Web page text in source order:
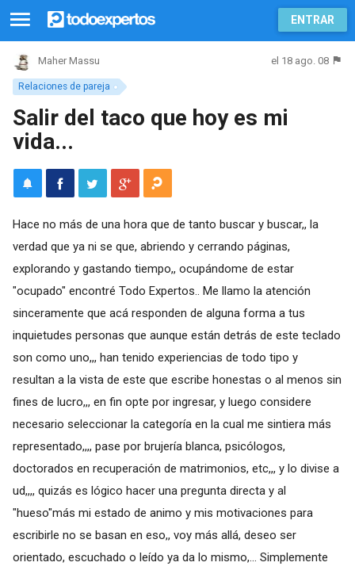
ENTRAR
Relaciones de pareja
Maher Massu el 18 ago. 08
Salir del taco que hoy es mi
vida...
Hace no más de una hora que de tanto buscar y buscar,, la
verdad que ya ni se que, abriendo y cerrando páginas,
explorando y gastando tiempo,, ocupándome de estar
"ocupado" encontré Todo Expertos.. Me llamo la atención
sinceramente que acá responden de alguna forma a tus
inquietudes personas que aunque están detrás de este teclado
son como uno,,, han tenido experiencias de todo tipo y
resultan a la vista de este que escribe honestas o al menos sin
fines de lucro,,, en fin opte por ingresar, y luego considere
necesario seleccionar la categoría en la cual me sintiera más
representado,,,, pase por brujería blanca, psicólogos,
doctorados en recuperación de matrimonios, etc,,, y lo divise a
ud,,,, quizás es lógico hacer una pregunta directa y al
"hueso"más mi estado de animo y mis motivaciones para
escribirle no se basan en eso,, voy más allá, deseo ser
orientado, escuchado o leído ya da lo mismo,... Simplemente